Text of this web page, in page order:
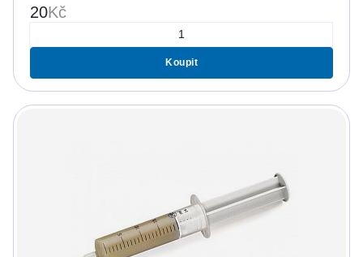
20Kč
Koupit